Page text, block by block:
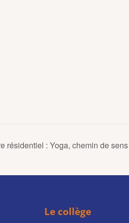
résidentiel : Yoga, chemin de sens
Le collège